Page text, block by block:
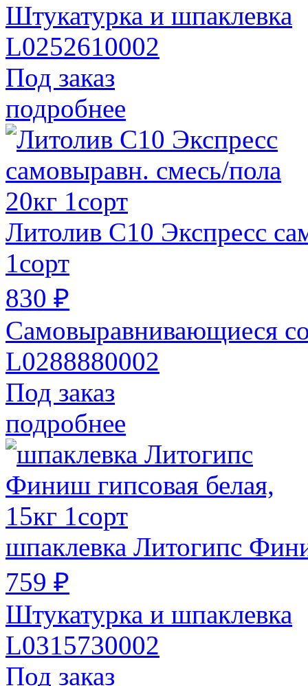
Штукатурка и шпаклевка
L0252610002
Под заказ
подробнее
Литолив С10 Экспресс
1сорт
830 ₽
Самовыравнивающиеся
L0288880002
Под заказ
подробнее
шпаклевка Литогипс
759 ₽
Штукатурка и шпаклевка
L0315730002
Под заказ